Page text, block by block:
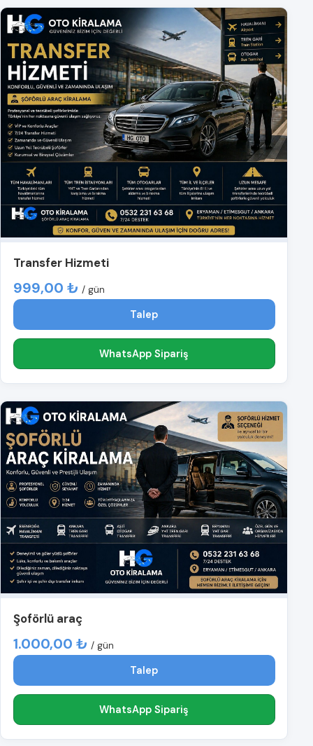
Transfer Hizmeti
999,00 ₺ / gün
Talep
WhatsApp Sipariş
Şoförlü araç
1.000,00 ₺ / gün
Talep
WhatsApp Sipariş